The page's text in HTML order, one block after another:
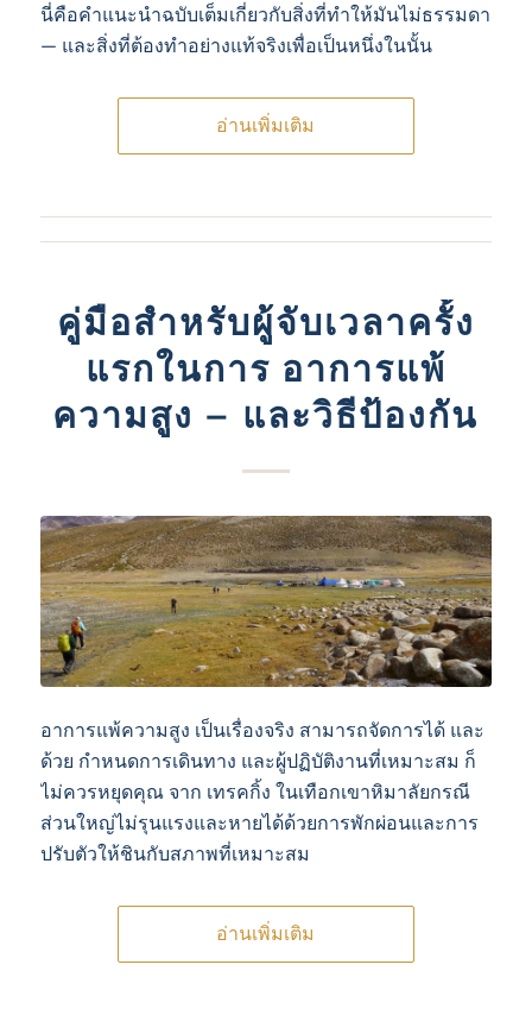
นี่คือคําแนะนําฉบับเต็มเกี่ยวกับสิ่งที่ทําให้มันไม่ธรรมดา
— และสิ่งที่ต้องทําอย่างแท้จริงเพื่อเป็นหนึ่งในนั้น
อ่านเพิ่มเติม
คู่มือสําหรับผู้จับเวลาครั้ง
แรกในการ อาการแพ้
ความสูง – และวิธีป้องกัน
อาการแพ้ความสูง เป็นเรื่องจริง สามารถจัดการได้ และ
ด้วย กำหนดการเดินทาง และผู้ปฏิบัติงานที่เหมาะสม ก็
ไม่ควรหยุดคุณ จาก เทรคกิ้ง ในเทือกเขาหิมาลัยกรณี
ส่วนใหญ่ไม่รุนแรงและหายได้ด้วยการพักผ่อนและการ
ปรับตัวให้ชินกับสภาพที่เหมาะสม
อ่านเพิ่มเติม